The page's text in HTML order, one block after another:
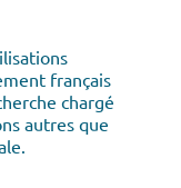
français
chargé
autres que